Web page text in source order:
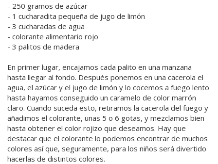
- 250 gramos de azúcar
- 1 cucharadita pequeña de jugo de limón
- 3 cucharadas de agua
- colorante alimentario rojo
- 3 palitos de madera
En primer lugar, encajamos cada palito en una manzana
hasta llegar al fondo. Después ponemos en una cacerola el
agua, el azúcar y el jugo de limón y lo cocemos a fuego lento
hasta hayamos conseguido un caramelo de color marrón
claro. Cuando suceda esto, retiramos la cacerola del fuego y
añadimos el colorante, unas 5 o 6 gotas, y mezclamos bien
hasta obtener el color rojizo que deseamos. Hay que
destacar que el colorante lo podemos encontrar de muchos
colores así que, seguramente, para los niños será divertido
hacerlas de distintos colores.